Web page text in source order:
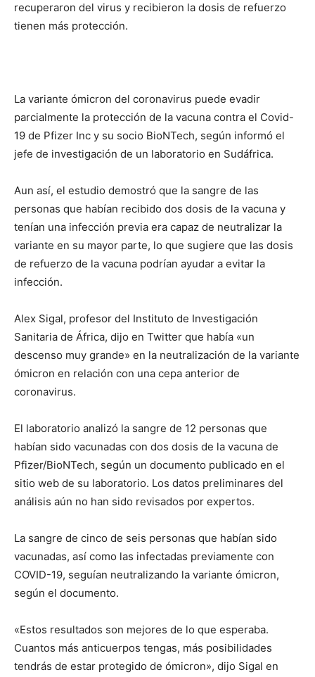
recuperaron del virus y recibieron la dosis de refuerzo
tienen más protección.
La variante ómicron del coronavirus puede evadir
parcialmente la protección de la vacuna contra el Covid-
19 de Pfizer Inc y su socio BioNTech, según informó el
jefe de investigación de un laboratorio en Sudáfrica.
Aun así, el estudio demostró que la sangre de las
personas que habían recibido dos dosis de la vacuna y
tenían una infección previa era capaz de neutralizar la
variante en su mayor parte, lo que sugiere que las dosis
de refuerzo de la vacuna podrían ayudar a evitar la
infección.
Alex Sigal, profesor del Instituto de Investigación
Sanitaria de África, dijo en Twitter que había «un
descenso muy grande» en la neutralización de la variante
ómicron en relación con una cepa anterior de
coronavirus.
El laboratorio analizó la sangre de 12 personas que
habían sido vacunadas con dos dosis de la vacuna de
Pfizer/BioNTech, según un documento publicado en el
sitio web de su laboratorio. Los datos preliminares del
análisis aún no han sido revisados por expertos.
La sangre de cinco de seis personas que habían sido
vacunadas, así como las infectadas previamente con
COVID-19, seguían neutralizando la variante ómicron,
según el documento.
«Estos resultados son mejores de lo que esperaba.
Cuantos más anticuerpos tengas, más posibilidades
tendrás de estar protegido de ómicron», dijo Sigal en